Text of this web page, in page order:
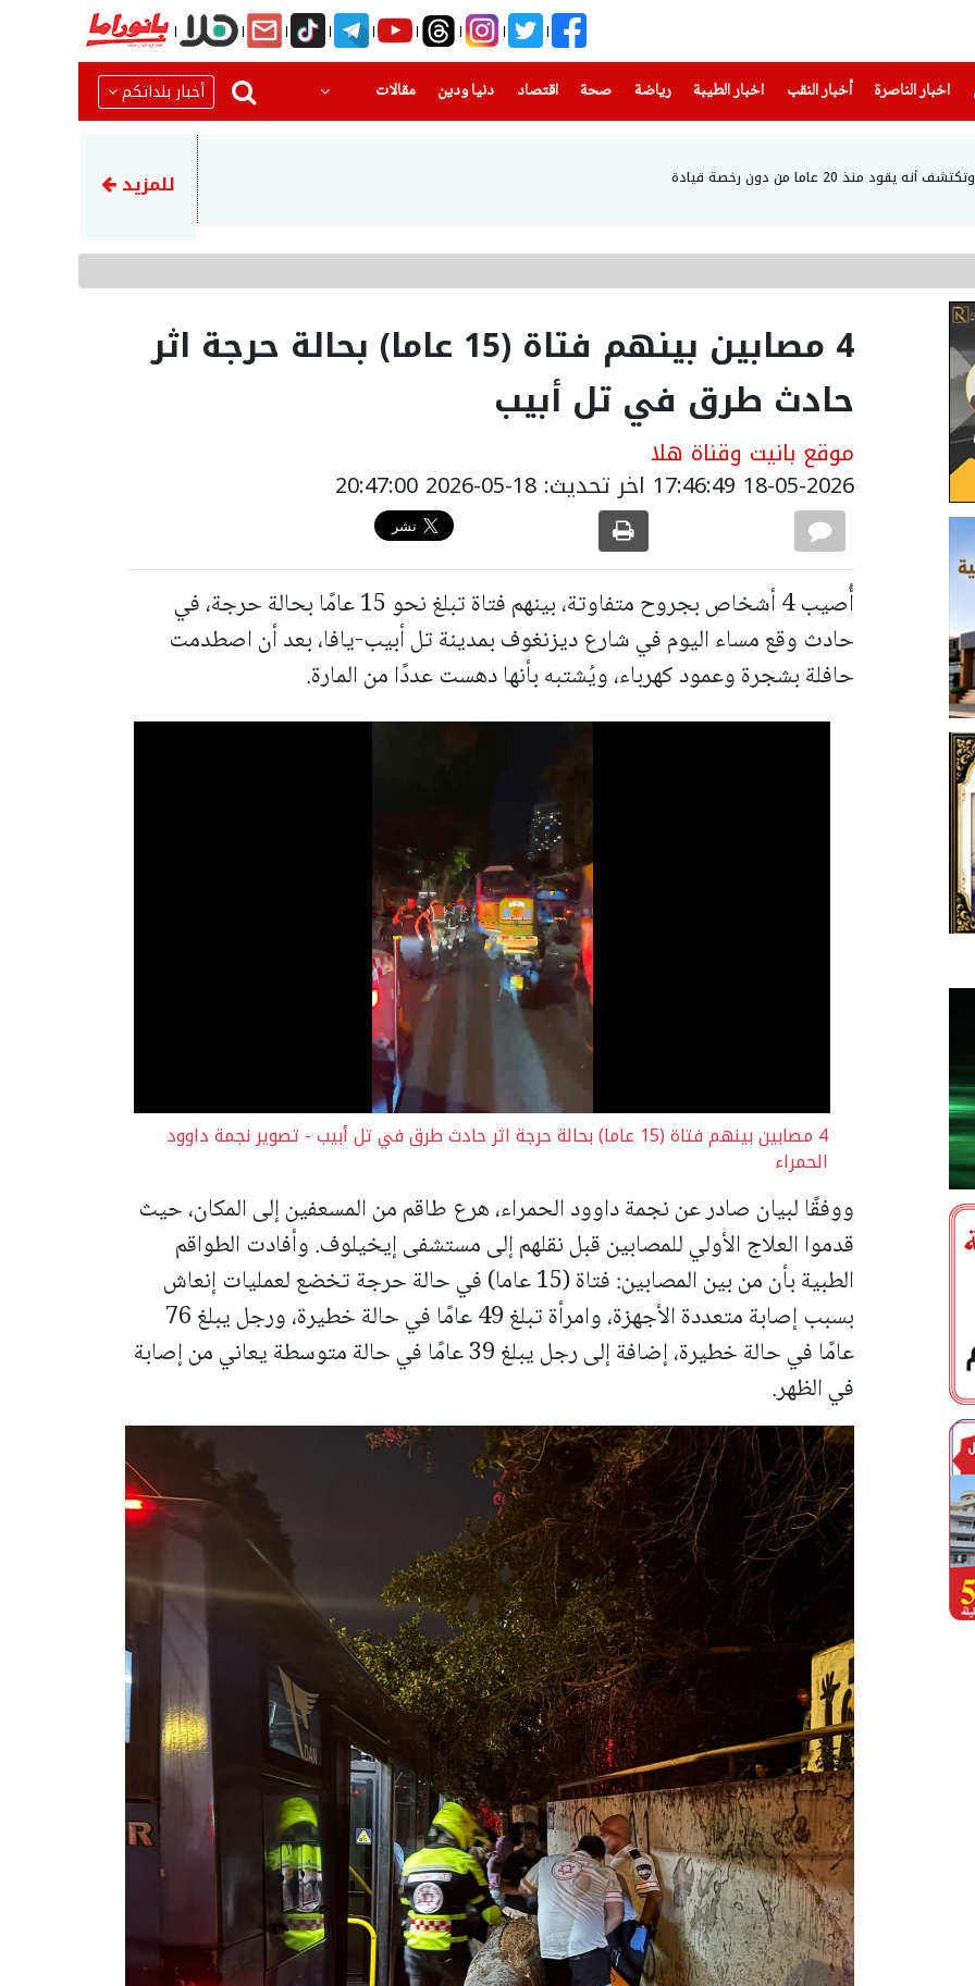
اخبار الناصرة
(current) أخبار النقب اخبار الطيبة(current) رياضة
(current) صحة(current) اقتصاد دنيا ودين
(current) مقالات أخبار بلداتكم
20 عاما من دون رخصة قيادة هل أنت من المستحقين؟
للمزيد
4 مصابين بينهم فتاة (15 عاما) بحالة حرجة اثر
حادث طرق في تل أبيب
موقع بانيت وقناة هلا
18-05-2026 17:46:49 اخر تحديث: 18-05-2026 20:47:00
أُصيب 4 أشخاص بجروح متفاوتة، بينهم فتاة تبلغ نحو 15 عامًا بحالة حرجة، في
حادث وقع مساء اليوم في شارع ديزنغوف بمدينة تل أبيب-يافا، بعد أن اصطدمت
حافلة بشجرة وعمود كهرباء، ويُشتبه بأنها دهست عددًا من المارة.
4 مصابين بينهم فتاة (15 عاما) بحالة حرجة اثر حادث طرق في تل أبيب - تصوير نجمة داوود
الحمراء
ووفقًا لبيان صادر عن نجمة داوود الحمراء، هرع طاقم من المسعفين إلى المكان، حيث
قدموا العلاج الأولي للمصابين قبل نقلهم إلى مستشفى إيخيلوف. وأفادت الطواقم
الطبية بأن من بين المصابين: فتاة (15 عاما) في حالة حرجة تخضع لعمليات إنعاش
بسبب إصابة متعددة الأجهزة، وامرأة تبلغ 49 عامًا في حالة خطيرة، ورجل يبلغ 76
عامًا في حالة خطيرة، إضافة إلى رجل يبلغ 39 عامًا في حالة متوسطة يعاني من إصابة
في الظهر.